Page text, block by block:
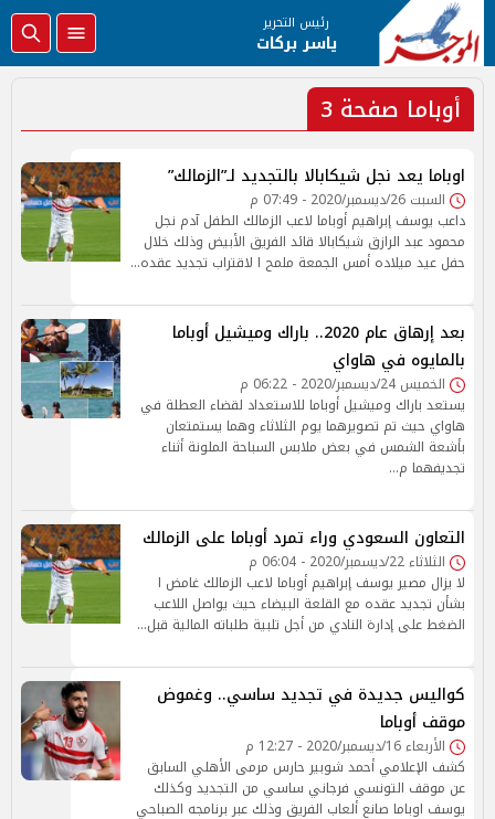
رئيس التحرير
ياسر بركات
أوباما صفحة 3
اوباما يعد نجل شيكابالا بالتجديد لـ”الزمالك”
السبت 26/ديسمبر/2020 - 07:49 م
داعب يوسف إبراهيم أوباما لاعب الزمالك الطفل آدم نجل
محمود عبد الرازق شيكابالا قائد الفريق الأبيض وذلك خلال
حفل عيد ميلاده أمس الجمعة ملمح ا لاقتراب تجديد عقده…
بعد إرهاق عام 2020.. باراك وميشيل أوباما
بالمايوه في هاواي
الخميس 24/ديسمبر/2020 - 06:22 م
يستعد باراك وميشيل أوباما للاستعداد لقضاء العطلة في
هاواي حيث تم تصويرهما يوم الثلاثاء وهما يستمتعان
بأشعة الشمس في بعض ملابس السباحة الملونة أثناء
تجديفهما م…
التعاون السعودي وراء تمرد أوباما على الزمالك
الثلاثاء 22/ديسمبر/2020 - 06:04 م
لا يزال مصير يوسف إبراهيم أوباما لاعب الزمالك غامض ا
بشأن تجديد عقده مع القلعة البيضاء حيث يواصل اللاعب
الضغط على إدارة النادي من أجل تلبية طلباته المالية قبل…
كواليس جديدة في تجديد ساسي.. وغموض
موقف أوباما
الأربعاء 16/ديسمبر/2020 - 12:27 م
كشف الإعلامي أحمد شوبير حارس مرمى الأهلي السابق
عن موقف التونسي فرجاني ساسي من التجديد وكذلك
يوسف اوباما صانع ألعاب الفريق وذلك عبر برنامجه الصباحي